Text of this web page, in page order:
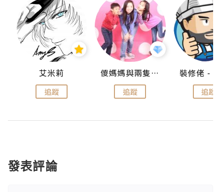
艾米莉
追蹤
儍媽媽與兩隻小魔怪之家
追蹤 追蹤
發表評論